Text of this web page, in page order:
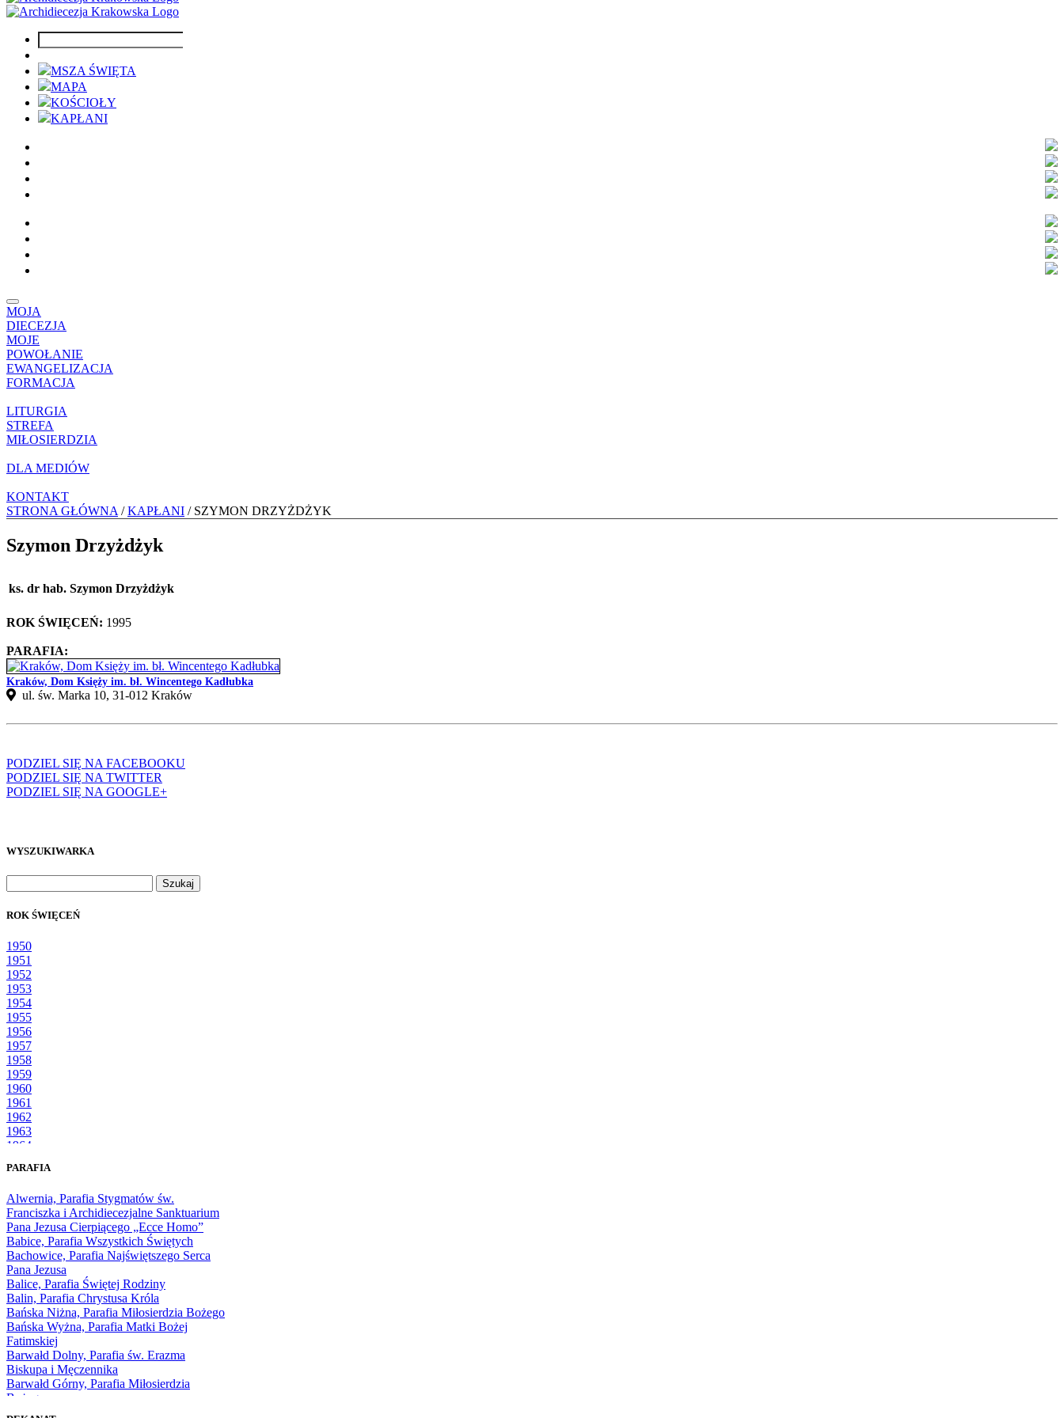
MSZA ŚWIĘTA
MAPA
KOŚCIOŁY
KAPŁANI
MOJA
DIECEZJA
MOJE
POWOŁANIE
EWANGELIZACJA
FORMACJA
LITURGIA
STREFA
MIŁOSIERDZIA
DLA MEDIÓW
KONTAKT
STRONA GŁÓWNA /KAPŁANI / SZYMON DRZYŻDŻYK
Szymon Drzyżdżyk
ks. dr hab. Szymon Drzyżdżyk
ROK ŚWIĘCEŃ: 1995
PARAFIA:
Kraków, Dom Księży im. bł. Wincentego Kadłubka
ul. św. Marka 10, 31-012 Kraków
PODZIEL SIĘ NA FACEBOOKU
PODZIEL SIĘ NA TWITTER
PODZIEL SIĘ NA GOOGLE+
WYSZUKIWARKA
ROK ŚWIĘCEŃ
1950
1951
1952
1953
1954
1955
1956
1957
1958
1959
1960
1961
1962
1963
1964
1966
1968
1969
1970
1971
1972
1973
1974
1975
1976
1977
1978
1979
1980
1981
PARAFIA
Alwernia, Parafia Stygmatów św.
Franciszka i Archidiecezjalne Sanktuarium
Pana Jezusa Cierpiącego „Ecce Homo”
Babice, Parafia Wszystkich Świętych
Bachowice, Parafia Najświętszego Serca
Pana Jezusa
Balice, Parafia Świętej Rodziny
Balin, Parafia Chrystusa Króla
Bańska Niżna, Parafia Miłosierdzia Bożego
Bańska Wyżna, Parafia Matki Bożej
Fatimskiej
Barwałd Dolny, Parafia św. Erazma
Biskupa i Męczennika
Barwałd Górny, Parafia Miłosierdzia
Bożego